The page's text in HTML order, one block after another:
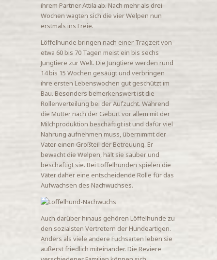
ihrem Partner Attila ab. Nach mehr als drei
Wochen wagten sich die vier Welpen nun
erstmals ins Freie.
Löffelhunde bringen nach einer Tragzeit von
etwa 60 bis 70 Tagen meist ein bis sechs
Jungtiere zur Welt. Die Jungtiere werden rund
14 bis 15 Wochen gesäugt und verbringen
ihre ersten Lebenswochen gut geschützt im
Bau. Besonders bemerkenswert ist die
Rollenverteilung bei der Aufzucht. Während
die Mutter nach der Geburt vor allem mit der
Milchproduktion beschäftigt ist und dafür viel
Nahrung aufnehmen muss, übernimmt der
Vater einen Großteil der Betreuung. Er
bewacht die Welpen, hält sie sauber und
beschäftigt sie. Bei Löffelhunden spielen die
Väter daher eine entscheidende Rolle für das
Aufwachsen des Nachwuchses.
Auch darüber hinaus gehören Löffelhunde zu
den sozialsten Vertretern der Hundeartigen.
Anders als viele andere Fuchsarten leben sie
äußerst friedlich miteinander. Die Reviere